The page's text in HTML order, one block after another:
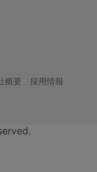
概要
採用情報